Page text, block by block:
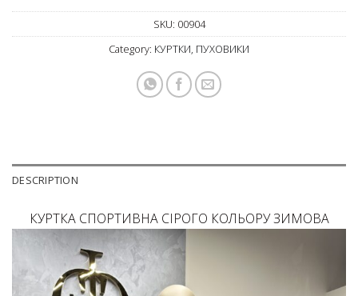
SKU: 00904
Category: КУРТКИ, ПУХОВИКИ
DESCRIPTION
КУРТКА СПОРТИВНА СІРОГО КОЛЬОРУ ЗИМОВА